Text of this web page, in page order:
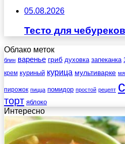
05.08.2026
Тесто для
Облако меток
блин варенье гриб духовка запеканка
крем куриный курица мультиварке
пирожок пицца помидор простой рецепт
торт яблоко
Интересно